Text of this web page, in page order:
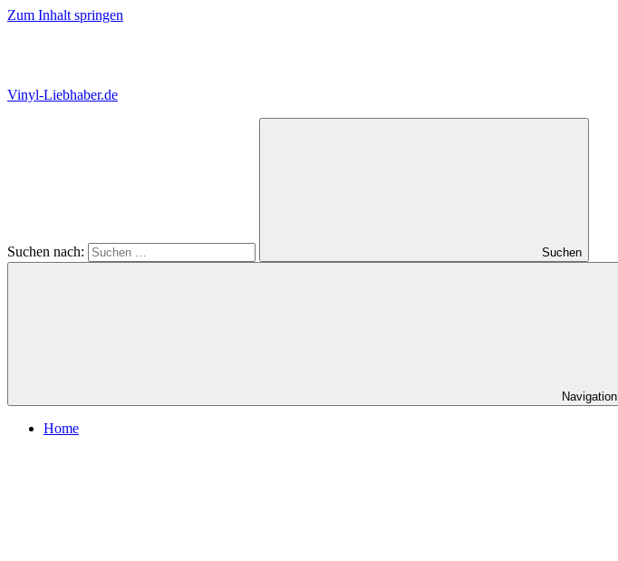
Zum Inhalt springen
Vinyl-Liebhaber.de
Suchen nach:
Suchen
Navigation
Home